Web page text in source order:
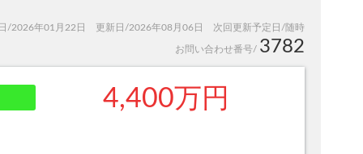
/2026年01月22日 更新日/2026年08月06日 次回更新予定日/随時
お問い合わせ番号/ 3782
4,400万円